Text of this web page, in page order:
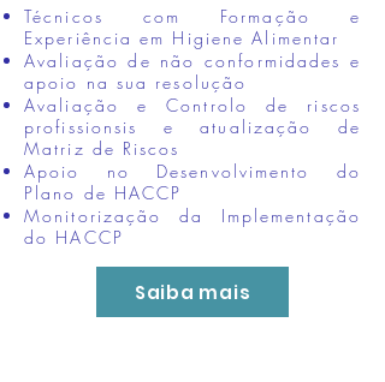
Técnicos com Formação e
Experiência em Higiene Alimentar
Avaliação de não conformidades e
apoio na sua resolução
Avaliação e Controlo de riscos
profissionsis e atualização de
Matriz de Riscos
Apoio no Desenvolvimento do
Plano de HACCP
Monitorização da Implementação
do HACCP
Saiba mais